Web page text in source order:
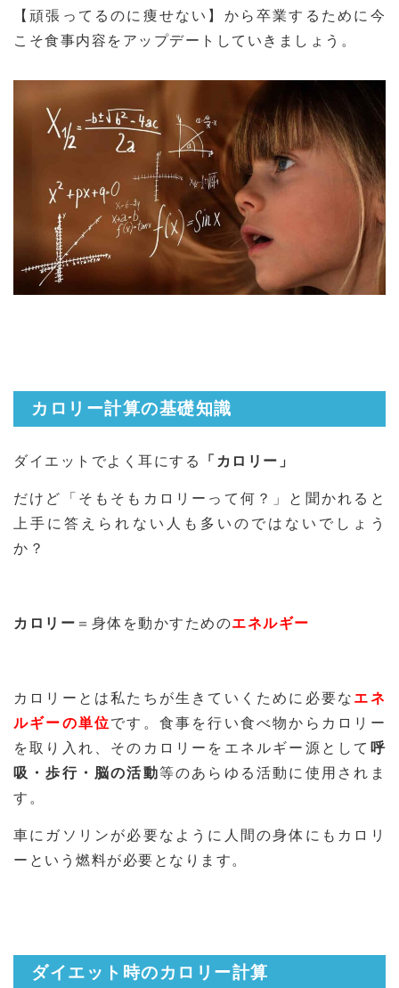
【頑張ってるのに痩せない】から卒業するために今
こそ食事内容をアップデートしていきましょう。
カロリー計算の基礎知識
ダイエットでよく耳にする 「カロリー」
だけど「そもそもカロリーって何？」と聞かれると
上手に答えられない人も多いのではないでしょう
か？
カロリー ＝身体を動かすためのエネルギー
カロリーとは私たちが生きていくために必要な エネ
ルギーの単位です。食事を行い食べ物からカロリー
を取り入れ、そのカロリーをエネルギー源として 呼
吸・歩行・脳の活動等のあらゆる活動に使用されま
す。
車にガソリンが必要なように人間の身体にもカロリ
ーという燃料が必要となります。
ダイエット時のカロリー計算